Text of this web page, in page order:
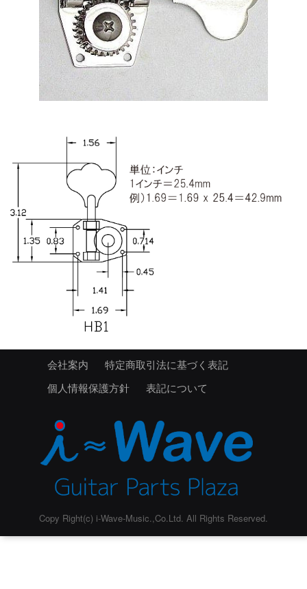
会社案内
特定商取引法に基づく表記
個人情報保護方針
表記について
Copy Right(c) i-Wave-Music.,Co.Ltd. All Rights Reserved.